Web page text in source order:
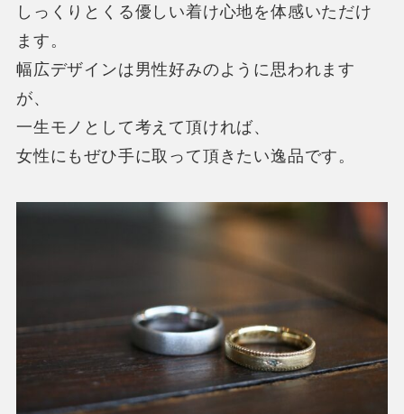
しっくりとくる優しい着け心地を体感いただけ
ます。
幅広デザインは男性好みのように思われます
が、
一生モノとして考えて頂ければ、
女性にもぜひ手に取って頂きたい逸品です。